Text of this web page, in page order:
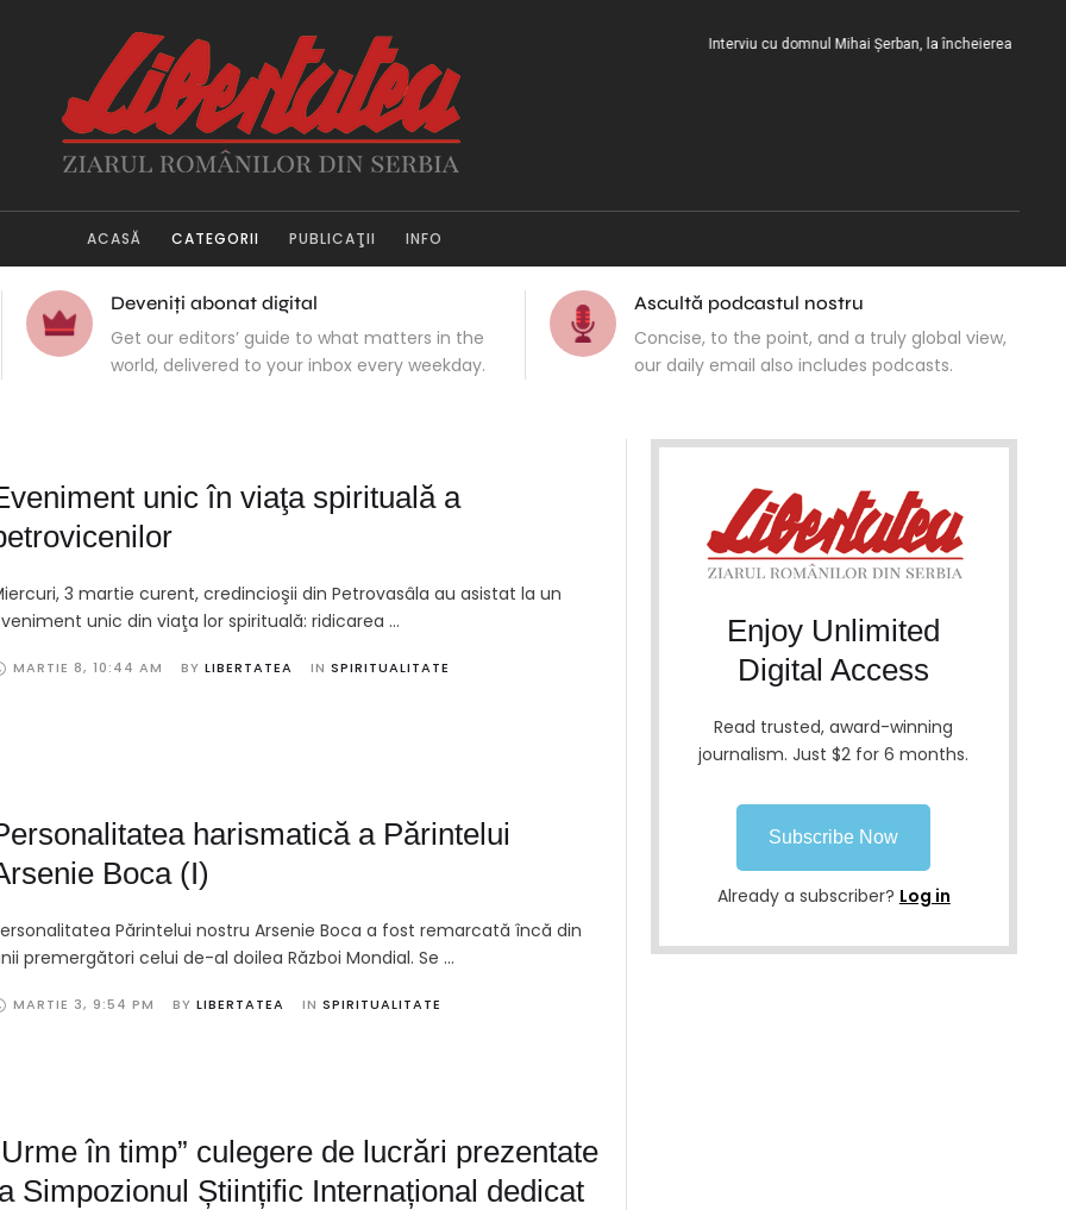
Interviu cu domnul Mihai Șerban, la încheierea misiunii
ACASĂ CATEGORII PUBLICAŢII INFO
Deveniți abonat digital
Get our editors’ guide to what matters in the
world, delivered to your inbox every weekday.
Ascultă podcastul nostru
Concise, to the point, and a truly global view,
our daily email also includes podcasts.
unic în viaţa spirituală a
3 martie curent, credincioşii din Petrovasâla au asistat la un
unic din viaţa lor spirituală: ridicarea …
MARTIE 8, 10:44 AM BY LIBERTATEA IN SPIRITUALITATE
harismatică a Părintelui
Boca (I)
Părintelui nostru Arsenie Boca a fost remarcată încă din
premergători celui de-al doilea Război Mondial. Se …
MARTIE 3, 9:54 PM BY LIBERTATEA IN SPIRITUALITATE
în timp” culegere de lucrări prezentate
Simpozionul Științific Internațional dedicat
Enjoy Unlimited
Digital Access
Read trusted, award-winning
journalism. Just $2 for 6 months.
Subscribe Now
Already a subscriber? Log in